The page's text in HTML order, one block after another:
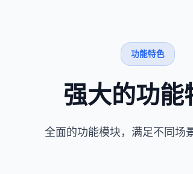
功能特色
强大的功能
全面的功能模块，满足不同场